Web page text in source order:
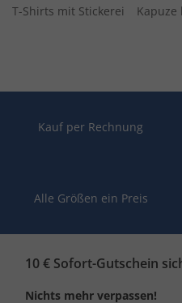
T-Shirts mit Stickerei
Kapuze
Kauf per Rechnung
Alle Größen ein Preis
10 € Sofort-Gutschein
Nichts mehr verpassen!